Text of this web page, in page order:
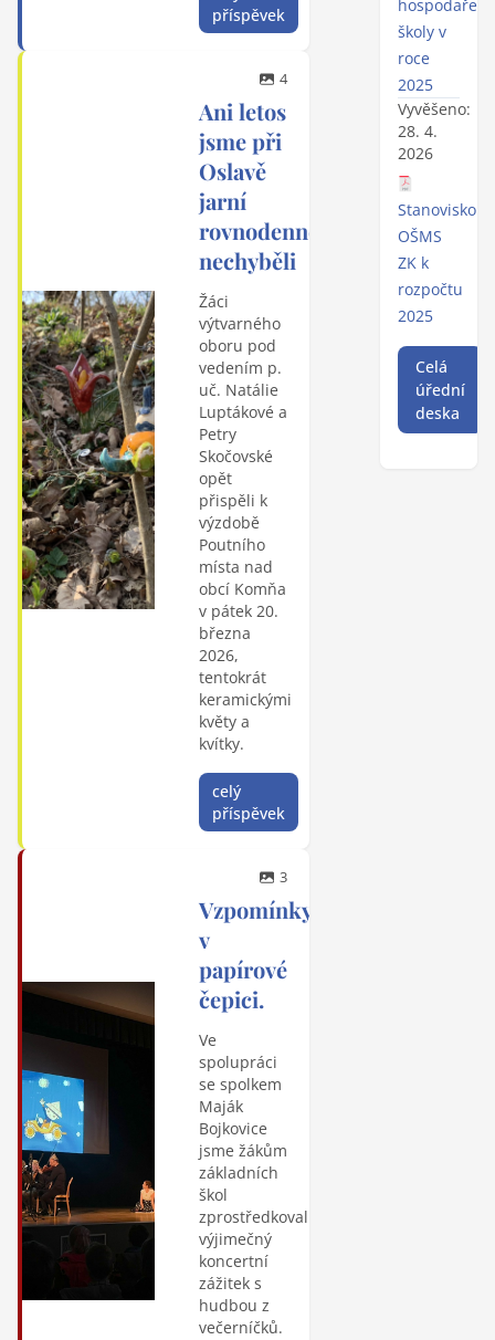
příspěvek
4
Ani letos
jsme při
Oslavě
jarní
rovnodennosti
nechyběli
Žáci
výtvarného
oboru pod
vedením p.
uč. Natálie
Luptákové a
Petry
Skočovské
opět
přispěli k
výzdobě
Poutního
místa nad
obcí Komňa
v pátek 20.
března
2026,
tentokrát
keramickými
květy a
kvítky.
celý
příspěvek
3
Vzpomínky
v
papírové
čepici.
Ve
spolupráci
se spolkem
Maják
Bojkovice
jsme žákům
základních
škol
zprostředkovali
výjimečný
koncertní
zážitek s
hudbou z
večerníčků.
hospodaření
školy v
roce
2025
Vyvěšeno:
28. 4.
2026
Stanovisko
OŠMS
ZK k
rozpočtu
2025
Celá
úřední
deska